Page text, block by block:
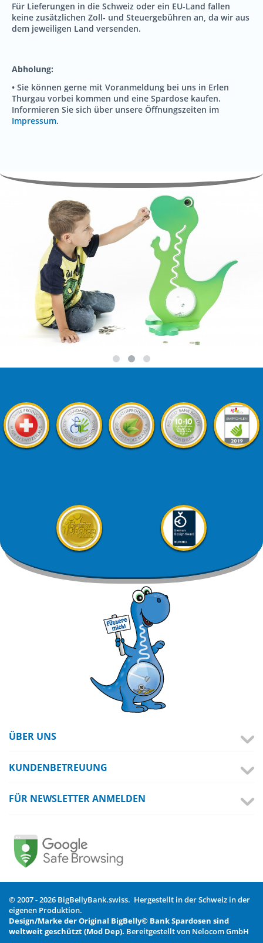
Für Lieferungen in die Schweiz oder ein EU-Land fallen
keine zusätzlichen Zoll- und Steuergebühren an, da wir aus
dem jeweiligen Land versenden.
Abholung:
• Sie können gerne mit Voranmeldung bei uns in Erlen
Thurgau vorbei kommen und eine Spardose kaufen.
Informieren Sie sich über unsere Öffnungszeiten im
Impressum.
ÜBER UNS
KUNDENBETREUUNG
FÜR NEWSLETTER ANMELDEN
© 2007 - 2026 BigBellyBank.swiss. Hergestellt in der Schweiz in der
eigenen Produktion.
Design/Marke der Original BigBelly© Bank Spardosen sind
weltweit geschützt (Mod Dep). Bereitgestellt von Nelocom GmbH